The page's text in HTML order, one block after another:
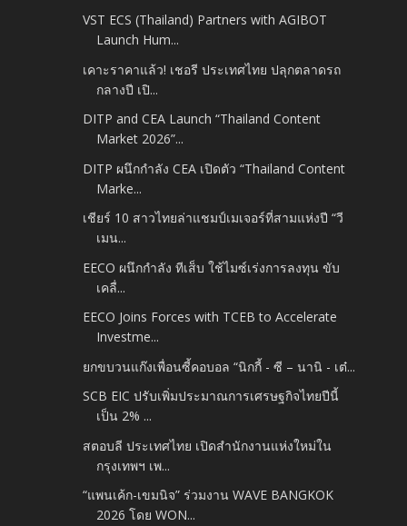
VST ECS (Thailand) Partners with AGIBOT
Launch Hum...
เคาะราคาแล้ว! เชอรี ประเทศไทย ปลุกตลาดรถ
กลางปี เปิ...
DITP and CEA Launch “Thailand Content
Market 2026”...
DITP ผนึกกำลัง CEA เปิดตัว “Thailand Content
Marke...
เชียร์ 10 สาวไทยล่าแชมป์เมเจอร์ที่สามแห่งปี “วี
เมน...
EECO ผนึกกำลัง ทีเส็บ ใช้ไมซ์เร่งการลงทุน ขับ
เคลื่...
EECO Joins Forces with TCEB to Accelerate
Investme...
ยกขบวนแก๊งเพื่อนซี้คอบอล “นิกกี้ - ซี – นานิ - เต๋...
SCB EIC ปรับเพิ่มประมาณการเศรษฐกิจไทยปีนี้
เป็น 2% ...
สตอบลี ประเทศไทย เปิดสำนักงานแห่งใหม่ใน
กรุงเทพฯ เพ...
“แพนเค้ก-เขมนิจ” ร่วมงาน WAVE BANGKOK
2026 โดย WON...